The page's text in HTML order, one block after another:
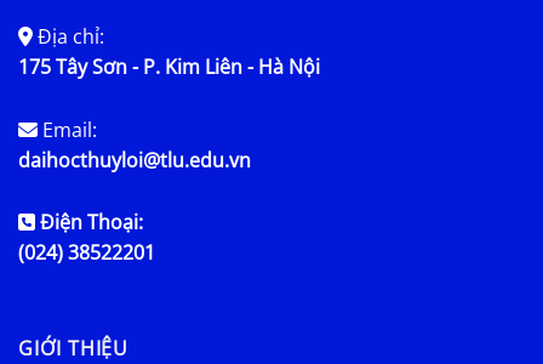
Địa chỉ:
175 Tây Sơn - P. Kim Liên - Hà Nội
Email:
daihocthuyloi@tlu.edu.vn
Điện Thoại:
(024) 38522201
GIỚI THIỆU